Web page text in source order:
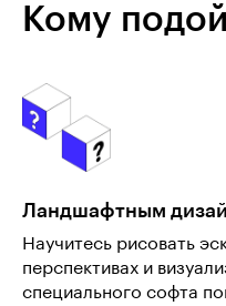
Кому
Ландшафтным
Научитесь рисовать
перспективах и
специального софта